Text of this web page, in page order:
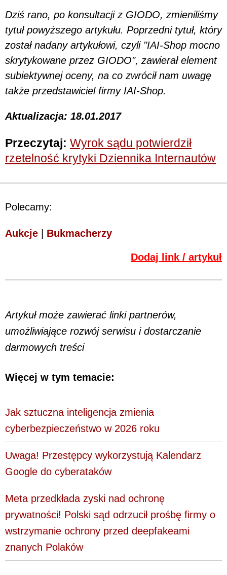
Dziś rano, po konsultacji z GIODO, zmieniliśmy
tytuł powyższego artykułu. Poprzedni tytuł, który
został nadany artykułowi, czyli "IAI-Shop mocno
skrytykowane przez GIODO", zawierał element
subiektywnej oceny, na co zwrócił nam uwagę
także przedstawiciel firmy IAI-Shop.
Aktualizacja: 18.01.2017
Przeczytaj: Wyrok sądu potwierdził
rzetelność krytyki Dziennika Internautów
Polecamy:
Aukcje Bukmacherzy
Dodaj link / artykuł
Artykuł może zawierać linki partnerów,
umożliwiające rozwój serwisu i dostarczanie
darmowych treści
Więcej w tym temacie:
Jak sztuczna inteligencja zmienia
cyberbezpieczeństwo w 2026 roku
Uwaga! Przestępcy wykorzystują Kalendarz
Google do cyberataków
Meta przedkłada zyski nad ochronę
prywatności! Polski sąd odrzucił prośbę firmy o
wstrzymanie ochrony przed deepfakeami
znanych Polaków